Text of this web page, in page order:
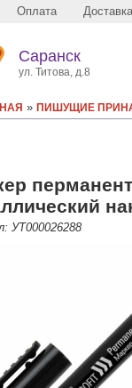
Оплата Доставка
Саранск
ул. Титова, д.8
» ПИШУЩИЕ
УТ000026288